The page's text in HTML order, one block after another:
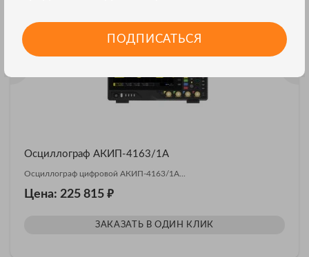
Осциллограф АКИП-4163/1А
Осциллограф цифровой АКИП-4163/1А...
Цена: 225 815 ₽
ЗАКАЗАТЬ В ОДИН КЛИК
ПОДПИСАТЬСЯ